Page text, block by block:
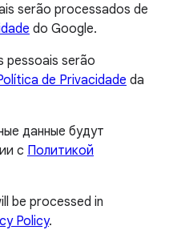
serão processados de
do Google.
pessoais serão
de Privacidade da
данные будут
с Политикой
be processed in
Policy.